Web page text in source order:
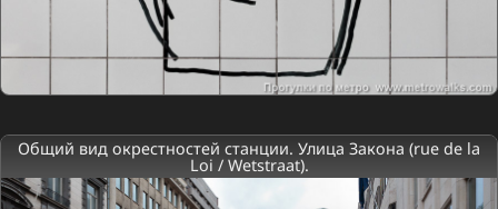
Общий вид окрестностей станции. Улица Закона (rue de la
Loi / Wetstraat).